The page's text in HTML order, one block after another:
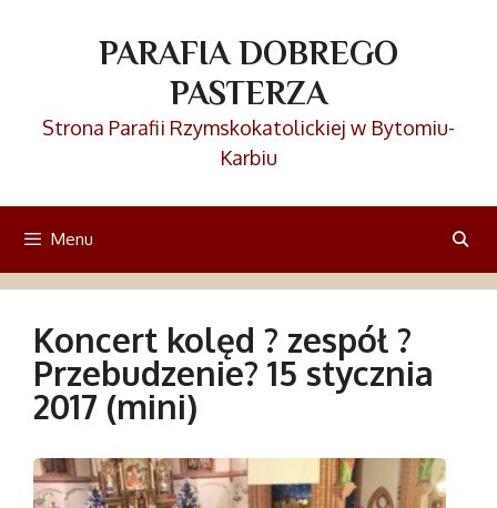
PARAFIA DOBREGO
PASTERZA
Strona Parafii Rzymskokatolickiej w Bytomiu-
Karbiu
Menu
Koncert kolęd ? zespół ?
Przebudzenie? 15 stycznia
2017 (mini)